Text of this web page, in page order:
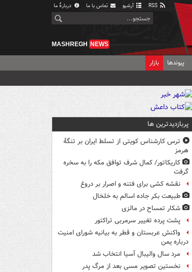
آرشیو تماس با ما دربارهٔ ما
MASHREGH NEWS
پیوندها بازار
پربازدیدترین ها
ترس کارشناس کویتی از تسلط ایران بر تنگۀ
هرمز
کاریکاتور/ کمال شرف توافق مکه را به سخره
گرفت
نقشه کشی برای فتنه و اصرار بر دروغ
طبیعت بکر جاده اسالم به خلخال
شکار تمساح در مالزی
پشت پرده تغییر سرمربی تراکتور
واکنش عربستان و قطر به بیانیه شورای امنیت
درباره یمن
مرد سال والیبال آسیا انتخاب شد
نخستین تصویر مسی بعد از مرگ پدر